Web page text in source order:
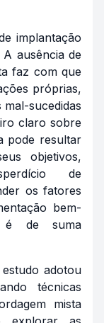
implantação
ausência de
faz com que
próprias,
sucedidas
claro sobre
pode resultar
objetivos,
de
os fatores
bem-
é de suma
adotou
técnicas
mista